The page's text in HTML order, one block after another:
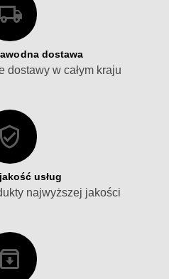
dostawa
dostawy w całym kraju
usług
najwyższej jakości